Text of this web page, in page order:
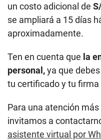
un costo adicional de
se ampliará a 15 días
aproximadamente.
Ten en cuenta que la
personal,ya que
tu certificado y tu firma
Para una atención
invitamos a
asistente virtual por